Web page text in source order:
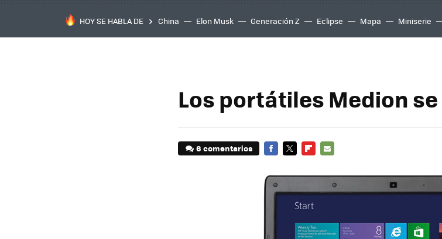
HOY SE HABLA DE China Elon Musk Generación Z Eclipse Mapa Miniserie
Los portátiles Medion
6 comentarios
MAIL